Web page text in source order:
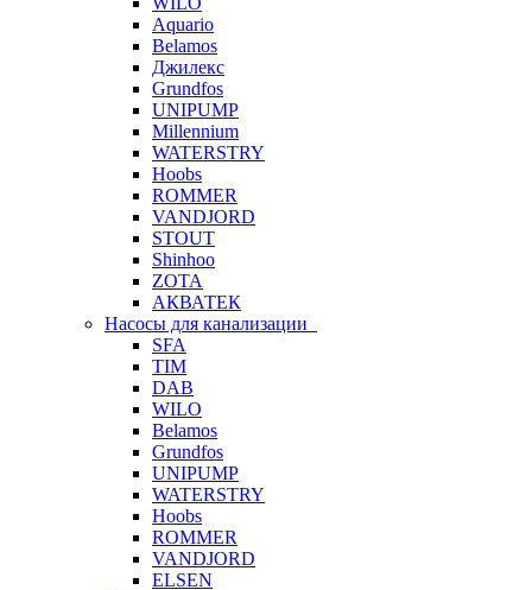
Aquario
Belamos
Джилекс
Grundfos
UNIPUMP
Millennium
WATERSTRY
Hoobs
ROMMER
VANDJORD
STOUT
Shinhoo
ZOTA
АКВАТЕК
Насосы для канализации
SFA
TIM
DAB
WILO
Belamos
Grundfos
UNIPUMP
WATERSTRY
Hoobs
ROMMER
VANDJORD
ELSEN